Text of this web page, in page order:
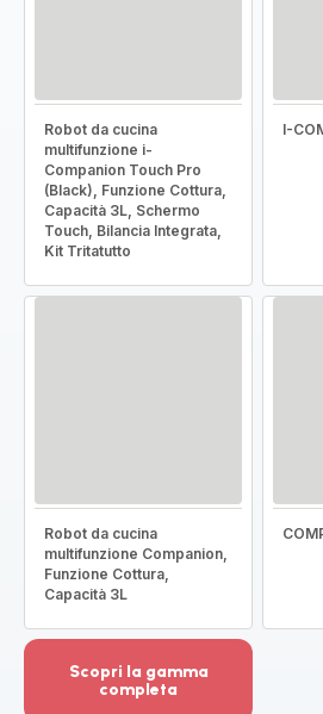
Robot da cucina
multifunzione i-
Companion Touch Pro
(Black), Funzione Cottura,
Capacità 3L, Schermo
Touch, Bilancia Integrata,
Kit Tritatutto
I-
Robot da cucina
multifunzione Companion,
Funzione Cottura,
Capacità 3L
Scopri la gamma
completa